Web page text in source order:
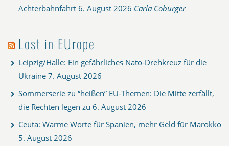
Achterbahnfahrt 6. August 2026 Carla Coburger
Lost in EUrope
Leipzig/Halle: Ein gefährliches Nato-Drehkreuz für die
Ukraine 7. August 2026
Sommerserie zu “heißen” EU-Themen: Die Mitte zerfällt,
die Rechten legen zu 6. August 2026
Ceuta: Warme Worte für Spanien, mehr Geld für Marokko
5. August 2026